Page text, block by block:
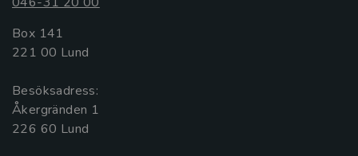
Box 141
221 00 Lund
Besöksadress:
Åkergränden 1